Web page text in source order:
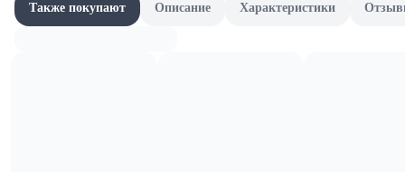
Также покупают Описание Характеристики